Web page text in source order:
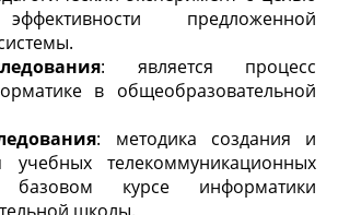
предложенной
: является процесс
в общеобразовательной
: методика создания и
учебных телекоммуникационных
курсе информатики